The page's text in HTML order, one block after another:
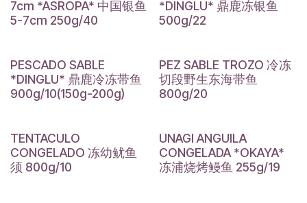
7cm *ASROPA* 中国银鱼
5-7cm 250g/40
*DINGLU* 鼎鹿冻银鱼
500g/22
PESCADO SABLE
*DINGLU* 鼎鹿冷冻带鱼
900g/10(150g-200g)
PEZ SABLE TROZO 冷冻
切段野生东海带鱼
800g/20
TENTACULO
CONGELADO 冻幼鱿鱼
须 800g/10
UNAGI ANGUILA
CONGELADA *OKAYA*
冻浦烧烤鳗鱼 255g/19